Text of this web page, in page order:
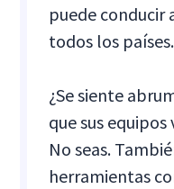
puede conducir
todos los países.
¿Se siente
que sus
No seas.
herramientas